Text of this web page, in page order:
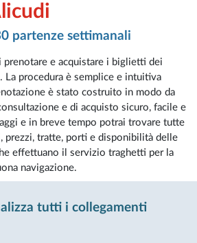
partenze settimanali
prenotare e acquistare i biglietti dei
. La procedura è semplice e intuitiva
è stato costruito in modo da
e di acquisto sicuro, facile e
e in breve tempo potrai trovare tutte
prezzi, tratte, porti e disponibilità delle
effettuano il servizio traghetti per la
navigazione.
tutti i collegamenti